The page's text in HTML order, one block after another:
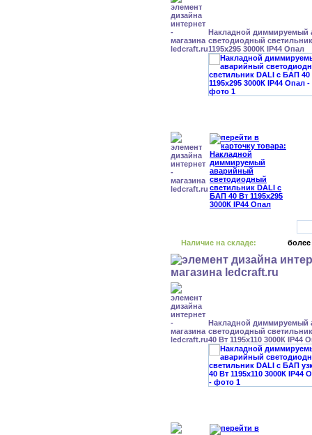
Накладной диммируемый
светодиодный
1195x295 3000К IP44 Опал
Наличие на складе: более
Накладной диммируемый
светодиодный
40 Вт 1195x110 3000К IP44